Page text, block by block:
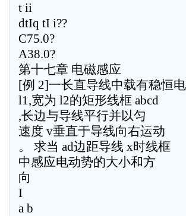
t ii
dtIq tI i??
C75.0?
A38.0?
第十七章 电磁感应
[例 2]一长直导线中载有稳恒
l1,宽为 l2的矩形线框 abcd
,长边与导线平行并以匀
速度 v垂直于导线向右运动
。 求当 ad边距导线 x时线框
中感应电动势的大小和方
向
I
a b